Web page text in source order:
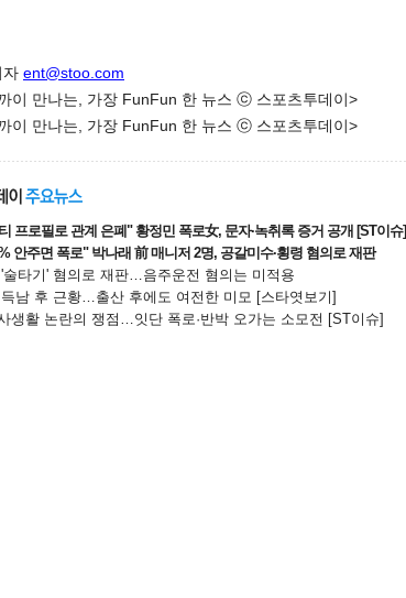
자 ent@stoo.com
이 만나는, 가장 FunFun 한 뉴스 ⓒ 스포츠투데이>
이 만나는, 가장 FunFun 한 뉴스 ⓒ 스포츠투데이>
프로필로 관계 은폐" 황정민 폭로女, 문자·녹취록 증거 공개 [ST이슈]
안주면 폭로" 박나래 前 매니저 2명, 공갈미수·횡령 혐의로 재판
술타기' 혐의로 재판…음주운전 혐의는 미적용
남 후 근황…출산 후에도 여전한 미모 [스타엿보기]
생활 논란의 쟁점…잇단 폭로·반박 오가는 소모전 [ST이슈]